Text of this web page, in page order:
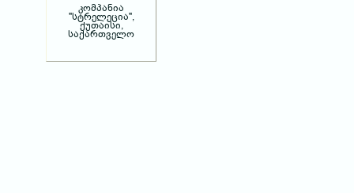
კომპანია
"სტრელეცია",
ქუთაისი,
საქართველო